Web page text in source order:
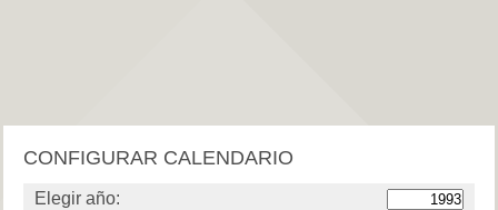
CONFIGURAR CALENDARIO
Elegir año: